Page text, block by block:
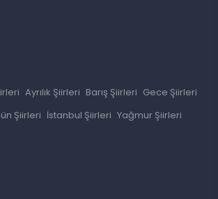
Ayrılık Şiirleri Barış Şiirleri Gece Şiirleri
Şiirleri İstanbul Şiirleri Yağmur Şiirleri